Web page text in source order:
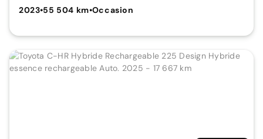
2023•55 504 km•Occasion